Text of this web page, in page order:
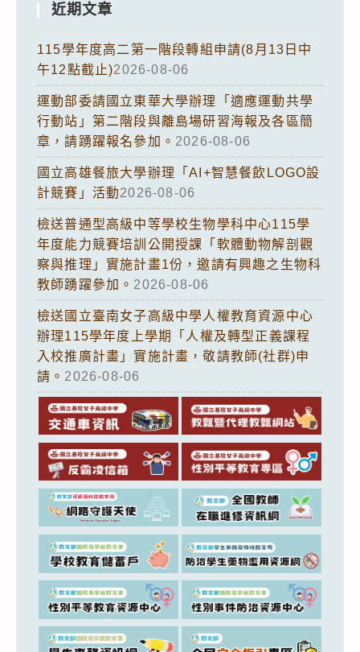
近期文章
115學年度高二第一階段轉組申請(8月13日中
午12點截止)2026-08-06
運動部委請國立東華大學辦理「適應運動共學
行動站」第二階段與離島場研習海報及各區簡
章，請踴躍報名參加。 2026-08-06
國立高雄餐旅大學辦理「AI+智慧餐飲LOGO設
計競賽」活動2026-08-06
檢送普通型高級中等學校生物學科中心115學
年度能力競賽培訓公開授課「軟體動物解剖觀
察與推理」實施計畫1份，邀請有興趣之生物科
教師踴躍參加。 2026-08-06
檢送國立臺南女子高級中學人權教育資源中心
辦理115學年度上學期「人權及轉型正義課程
入校推廣計畫」實施計畫，敬請教師(社群)申
請。 2026-08-06